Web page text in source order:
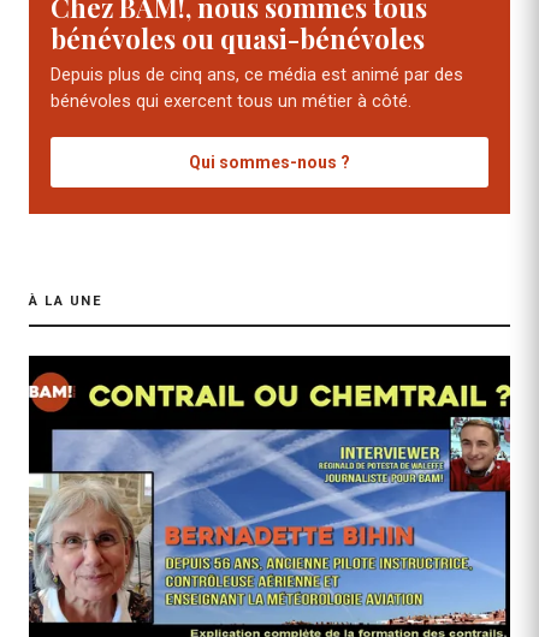
bénévoles ou quasi-bénévoles
Depuis plus de cinq ans, ce média est animé par des
bénévoles qui exercent tous un métier à côté.
Qui sommes-nous ?
À LA UNE